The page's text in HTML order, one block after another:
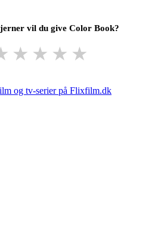
vil du give Color Book?
★ ★ ★ ★
og tv-serier på Flixfilm.dk